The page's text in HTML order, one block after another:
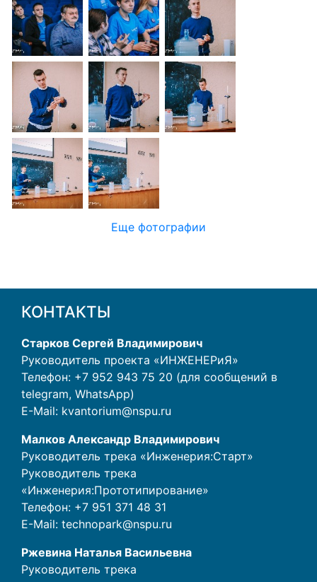
Еще фотографии
КОНТАКТЫ
Старков Сергей Владимирович
Руководитель проекта «ИНЖЕНЕРиЯ»
Телефон: +7 952 943 75 20 (для сообщений в
telegram, WhatsApp)
E-Mail: kvantorium@nspu.ru
Малков Александр Владимирович
Руководитель трека «Инженерия:Старт»
Руководитель трека
«Инженерия:Прототипирование»
Телефон: +7 951 371 48 31
E-Mail: technopark@nspu.ru
Ржевина Наталья Васильевна
Руководитель трека